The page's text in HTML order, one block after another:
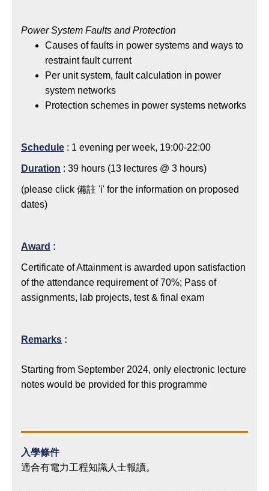
Power System Faults and Protection
Causes of faults in power systems and ways to
restraint fault current
Per unit system, fault calculation in power
system networks
Protection schemes in power systems networks
Schedule : 1 evening per week, 19:00-22:00
Duration : 39 hours (13 lectures @ 3 hours)
(please click 備註 'i' for the information on proposed
dates)
Award :
Certificate of Attainment is awarded upon satisfaction
of the attendance requirement of 70%; Pass of
assignments, lab projects, test & final exam
Remarks :
Starting from September 2024, only electronic lecture
notes would be provided for this programme
入學條件
適合有電力工程知識人士報讀。